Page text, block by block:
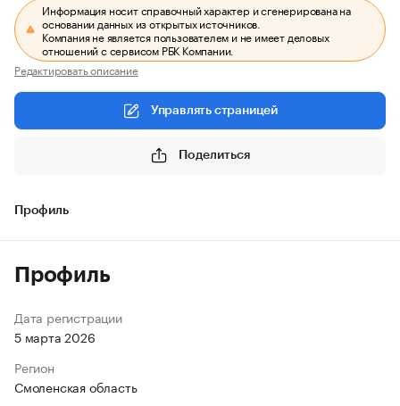
Информация носит справочный характер и сгенерирована на
основании данных из открытых источников.
Компания не является пользователем и не имеет деловых
отношений с сервисом РБК Компании.
Редактировать описание
Управлять страницей
Поделиться
Профиль
Профиль
Дата регистрации
5 марта 2026
Регион
Смоленская область